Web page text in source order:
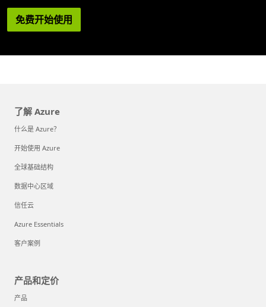
免费开始使用
了解 Azure
什么是 Azure？
开始使用 Azure
全球基础结构
数据中心区域
信任云
Azure Essentials
客户案例
产品和定价
产品